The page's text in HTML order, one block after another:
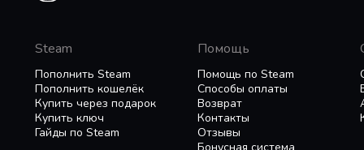
Steam
Пополнить Steam
Пополнить кошелёк
Купить через подарок
Купить ключ
Гайды по Steam
Помощь
Помощь по Steam
Способы оплаты
Возврат
Контакты
Отзывы